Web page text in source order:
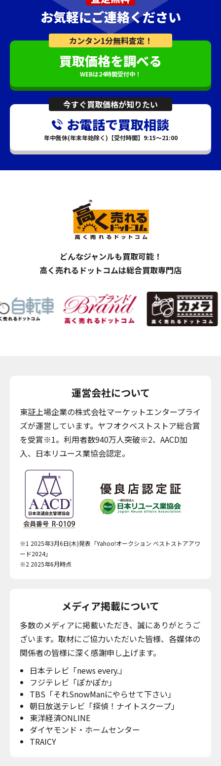
お気軽にご連絡ください
カンタン1分無料査定！
買取価格を調べる
WEBは24時間受付中！
今すぐ買取価格が知りたい
お電話で買取相談
年中無休(年末年始除く)【受付時間】9:15～21:00
どんなジャンルも買取可能！
高く売れるドットコムは総合買取専門店
運営会社について
東証上場企業の株式会社マーケットエンタープライ
ズが運営しています。ヤフオクベストストア総合賞
を受賞※1。利用者数940万人突破※2、AACD加
入、日本リユース業協会認定。
※1 2025年3月6日(木)発表「Yahoo!オークション ベストストアアワ
ード2024」
※2 2025年6月時点
メディア掲載について
多数のメディアに掲載いただき、誠にありがとうご
ざいます。取材にご協力いただいた皆様、各媒体の
関係者の皆様に深く感謝申し上げます。
日本テレビ「news every.」
フジテレビ「ぽかぽか」
TBS「それSnowManにやらせて下さい」
朝日放送テレビ「探偵！ナイトスクープ」
東洋経済ONLINE
ダイヤモンド・ホームセンター
TRAICY